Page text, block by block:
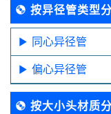
按异径管类型
同心异径管
偏心异径管
按大小头材质